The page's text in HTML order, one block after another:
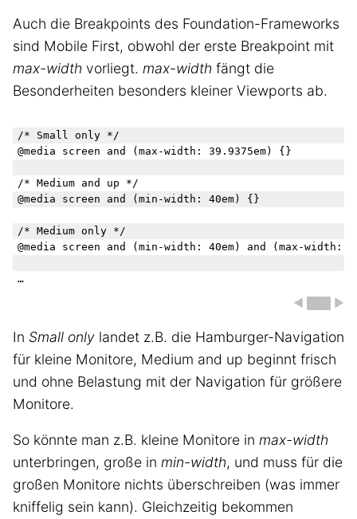
Auch die Breakpoints des Foundation-Frameworks
sind Mobile First, obwohl der erste Breakpoint mit
max-width vorliegt. max-width fängt die
Besonderheiten besonders kleiner Viewports ab.
/* Small only */
@media screen and (max-width: 39.9375em) {}
/* Medium and up */
@media screen and (min-width: 40em) {}
/* Medium only */
@media screen and (min-width: 40em) and (max-width:
◀ ███ ▶
In Small only landet z.B. die Hamburger-Navigation
für kleine Monitore, Medium and up beginnt frisch
und ohne Belastung mit der Navigation für größere
Monitore.
So könnte man z.B. kleine Monitore in max-width
unterbringen, große in min-width, und muss für die
großen Monitore nichts überschreiben (was immer
kniffelig sein kann). Gleichzeitig bekommen